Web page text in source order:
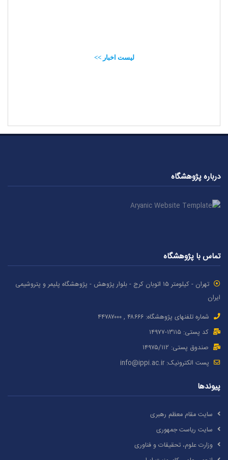
لیست اخبار >>
درباره پژوهشگاه
تماس با پژوهشگاه
تهران - کیلومتر ۱۵ اتوبان کرج - بلوار پژوهش - پژوهشگاه پلیمر و پتروشیمی
ایران
شماره تلفنهای پژوهشگاه: ۴۸۶۶۶ , ۴۴۷۸۷٠٠٠
کد پستی: ۱٣۱۱۵-۱۴۹۷۷
صندوق پستی: ۱۴۹۷۵/١١۲
پست الکترونیک:info@ippi.ac.ir
پیوندها
سایت مقام معظم رهبری
سایت ریاست جمهوری
وزارت علوم، تحقیقات و فناوری